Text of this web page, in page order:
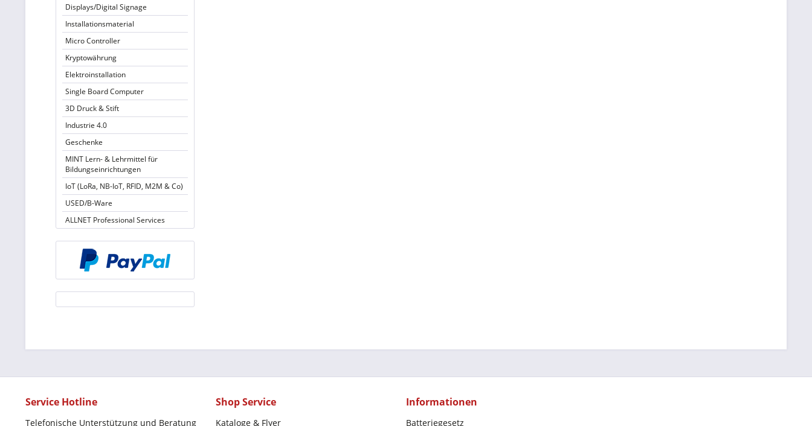
Displays/Digital Signage
Installationsmaterial
Micro Controller
Kryptowährung
Elektroinstallation
Single Board Computer
3D Druck & Stift
Industrie 4.0
Geschenke
MINT Lern- & Lehrmittel für
Bildungseinrichtungen
IoT (LoRa, NB-IoT, RFID, M2M & Co)
USED/B-Ware
ALLNET Professional Services
Service Hotline
Telefonische Unterstützung und Beratung
Shop Service
Kataloge & Flyer
Informationen
Batteriegesetz